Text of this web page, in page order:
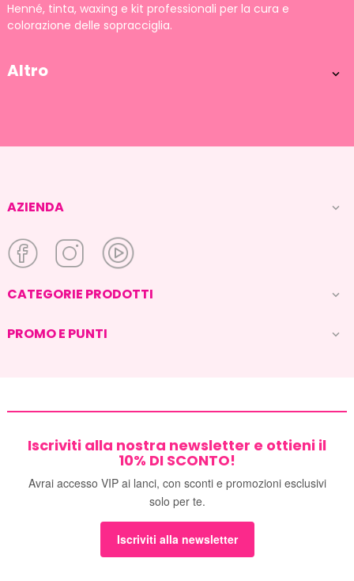
Henné, tinta, waxing e kit professionali per la cura e
colorazione delle sopracciglia.
Altro 
AZIENDA 
CATEGORIE PRODOTTI 
PROMO E PUNTI 
Iscriviti alla nostra newsletter e ottieni il
10% DI SCONTO!
Avrai accesso VIP ai lanci, con sconti e promozioni esclusivi
solo per te.
Iscriviti alla newsletter